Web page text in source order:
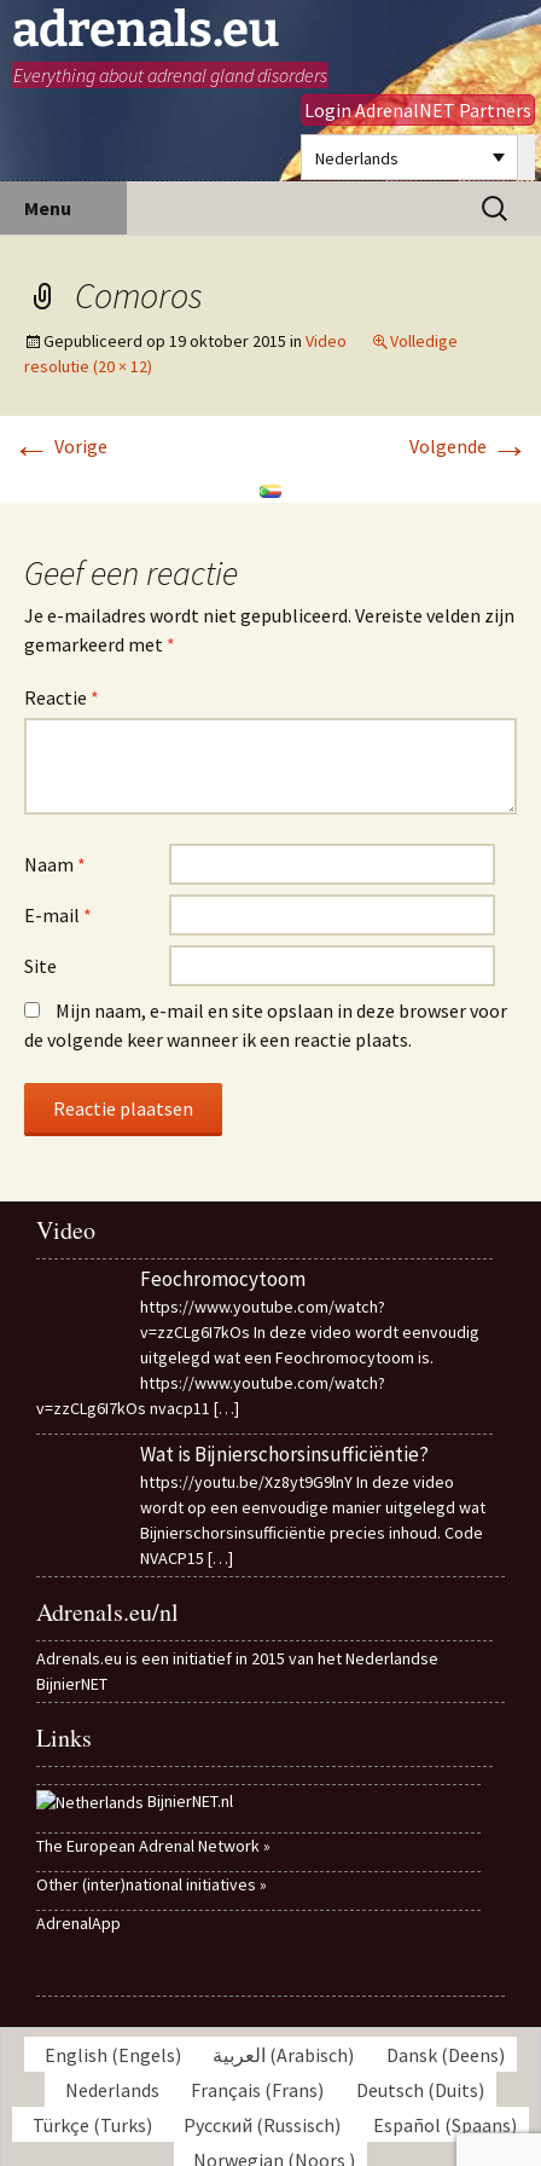
adrenals.eu
Everything about adrenal gland disorders
Login AdrenalNET Partners
Nederlands
Menu
Zoeken
naar:
Comoros
Gepubliceerd op 19 oktober 2015 in Video
Volledige
resolutie (20 × 12)
← Vorige Volgende →
Geef een reactie
Je e-mailadres wordt niet gepubliceerd. Vereiste velden zijn
gemarkeerd met *
Reactie *
Naam *
E-mail *
Site
Mijn naam, e-mail en site opslaan in deze browser voor
de volgende keer wanneer ik een reactie plaats.
Video
Feochromocytoom
https://www.youtube.com/watch?
v=zzCLg6I7kOs In deze video wordt eenvoudig
uitgelegd wat een Feochromocytoom is.
https://www.youtube.com/watch?
v=zzCLg6I7kOs nvacp11 […]
Wat is Bijnierschorsinsufficiëntie?
https://youtu.be/Xz8yt9G9lnY In deze video
wordt op een eenvoudige manier uitgelegd wat
Bijnierschorsinsufficiëntie precies inhoud. Code
NVACP15 […]
Adrenals.eu/nl
Adrenals.eu is een initiatief in 2015 van het Nederlandse
BijnierNET
Links
BijnierNET.nl
The European Adrenal Network »
Other (inter)national initiatives »
AdrenalApp
English (Engels) العربية (Arabisch) Dansk(Deens)
Nederlands
Français (Frans) Deutsch (Duits)
Türkçe (Turks) Русский (Russisch) Español (Spaans)
Norwegian (Noors )